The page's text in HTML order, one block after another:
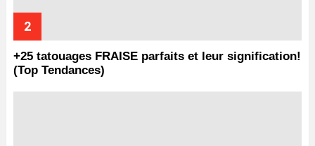
+25 tatouages ​​FRAISE parfaits et leur signification!
(Top Tendances)